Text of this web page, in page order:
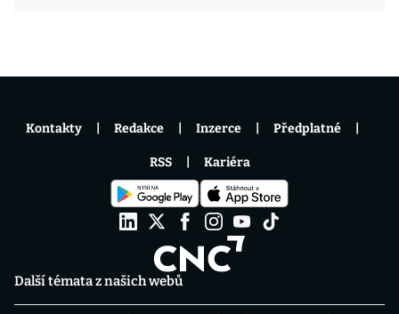
Další témata z našich webů
Kontakty Redakce Inzerce Předplatné
RSS Kariéra